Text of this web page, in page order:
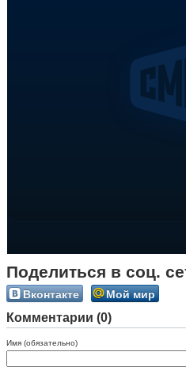
Поделиться в соц.
Вконтакте Мой мир
Комментарии (0)
Имя (обязательно)